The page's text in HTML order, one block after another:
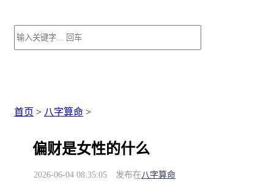
首页 > 八字算命 >
偏财是女性的什么
2026-06-04 08:35:05 发布在八字算命